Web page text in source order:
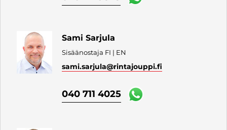
Sami Sarjula
Sisäänostaja FI | EN
sami.sarjula@rintajouppi.fi
040 711 4025